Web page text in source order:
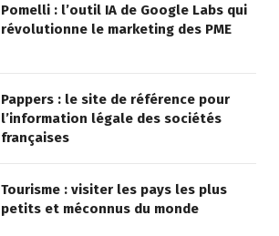
Pomelli : l’outil IA de Google Labs qui
révolutionne le marketing des PME
Pappers : le site de référence pour
l’information légale des sociétés
françaises
Tourisme : visiter les pays les plus
petits et méconnus du monde